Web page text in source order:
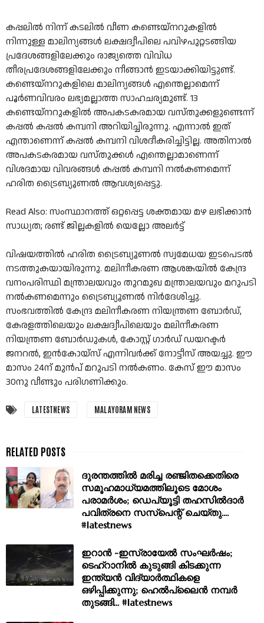
കപ്പലിൽ നിന്ന് കടലിൽ വീണ കണ്ടെയ്നറുകളിൽ
നിന്നുള്ള മാലിന്യങ്ങൾ ലക്ഷദ്വീപിലെ പവിഴപുറ്റടങ്ങിയ
പ്രദേശങ്ങളിലേക്കും രാജ്യത്തെ വിവിധ
തീരപ്രദേശങ്ങളിലേക്കും നീങ്ങാൻ ഇടയാക്കിയിട്ടുണ്ട്.
കണ്ടെയ്നറുകളിലെ മാലിന്യങ്ങൾ എന്തെല്ലാമെന്ന്
പൂർ‌ണവിവരം ലഭ്യമല്ലാത്ത സാഹചര്യമുണ്ട്. 13
കണ്ടെയ്നറുകളിൽ അപകടകരമായ വസ്തുക്കളുണ്ടെന്ന്
കപ്പൽ കപ്പൽ കമ്പനി അറിയിച്ചിരുന്നു. എന്നാൽ ഇത്
എന്താണെന്ന് കപ്പൽ കമ്പനി വിശദീകരിച്ചിട്ടില്ല. അതിനാൽ‌
അപകടകരമായ വസ്തുക്കൾ എന്തെല്ലാമാണെന്ന്
വിശദമായ വിവരങ്ങൾ കപ്പൽ കമ്പനി നൽകണമെന്ന്
ഹരിത ട്രൈബ്യൂണൽ ആവശ്യപ്പെട്ടു.
Read Also: സംസ്ഥാനത്ത് ഒറ്റപ്പെട്ട ശക്തമായ മഴ ലഭിക്കാൻ
സാധ്യത; രണ്ട് ജില്ലകളിൽ യെല്ലോ അലർട്ട്
വിഷയത്തിൽ ഹരിത ട്രൈബ്യൂണൽ സ്വമേധയ ഇടപെടൽ
നടത്തുകയായിരുന്നു. മലിനീകരണ ആശങ്കയിൽ കേന്ദ്ര
വനംപരിസ്ഥി മന്ത്രാലയവും തുറമുഖ മന്ത്രാലയവും മറുപടി
നൽകണമെന്നും ട്രൈബ്യൂണൽ നിർദേശിച്ചു.
സംഭവത്തിൽ കേന്ദ്ര മലിനീകരണ നിയന്ത്രണ ബോർഡ്,
കേരളത്തിലെയും ലക്ഷദ്വീപിലെയും മലിനീകരണ
നിയന്ത്രണ ബോർഡുകൾ, കോസ്റ്റ് ഗാർഡ് ഡയറക്ടർ
ജനറൽ, ഇൻകോയ്‌സ് എന്നിവർക്ക് നോട്ടീസ് അയച്ചു. ഈ
മാസം 24ന് മുൻപ് മറുപടി നൽകണം. കേസ് ഈ മാസം
30നു വീണ്ടും പരിഗണിക്കും.
LATESTNEWS MALAYORAM NEWS
ദുരന്തത്തിൽ മരിച്ച രഞ്ജിതക്കെതിരെ
സമൂഹമാധ്യമത്തിലൂടെ മോശം
പരാമർശം; ഡെപ്യൂട്ടി തഹസില്‍ദാർ
പവിത്രനെ സസ്‌പെന്റ് ചെയ്‌തു....
#latestnews
ഇറാൻ -ഇസ്രായേൽ സംഘർഷം;
ടെഹ്റാനിൽ കുടുങ്ങി കിടക്കുന്ന
ഇന്ത്യൻ വിദ്യാർത്ഥികളെ
ഒഴിപ്പിക്കുന്നു; ഹെൽപ്‌ലൈൻ നമ്പർ
തുടങ്ങി... #latestnews